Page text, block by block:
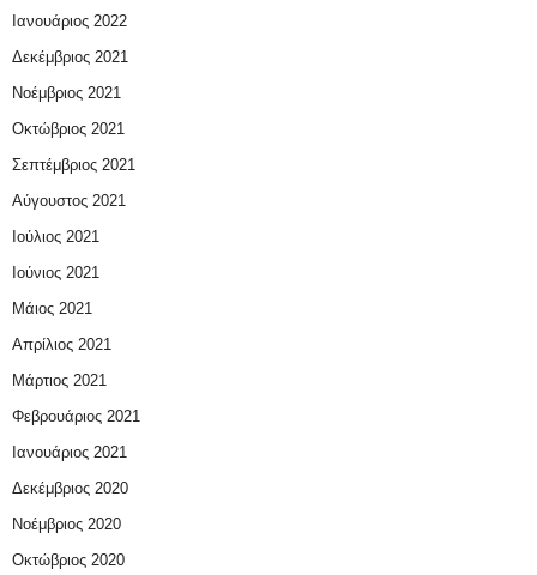
Ιανουάριος 2022
Δεκέμβριος 2021
Νοέμβριος 2021
Οκτώβριος 2021
Σεπτέμβριος 2021
Αύγουστος 2021
Ιούλιος 2021
Ιούνιος 2021
Μάιος 2021
Απρίλιος 2021
Μάρτιος 2021
Φεβρουάριος 2021
Ιανουάριος 2021
Δεκέμβριος 2020
Νοέμβριος 2020
Οκτώβριος 2020